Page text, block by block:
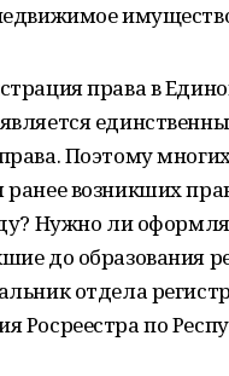
права в
Поэтому
возникших
Нужно ли
до образования
отдела
Росреестра по